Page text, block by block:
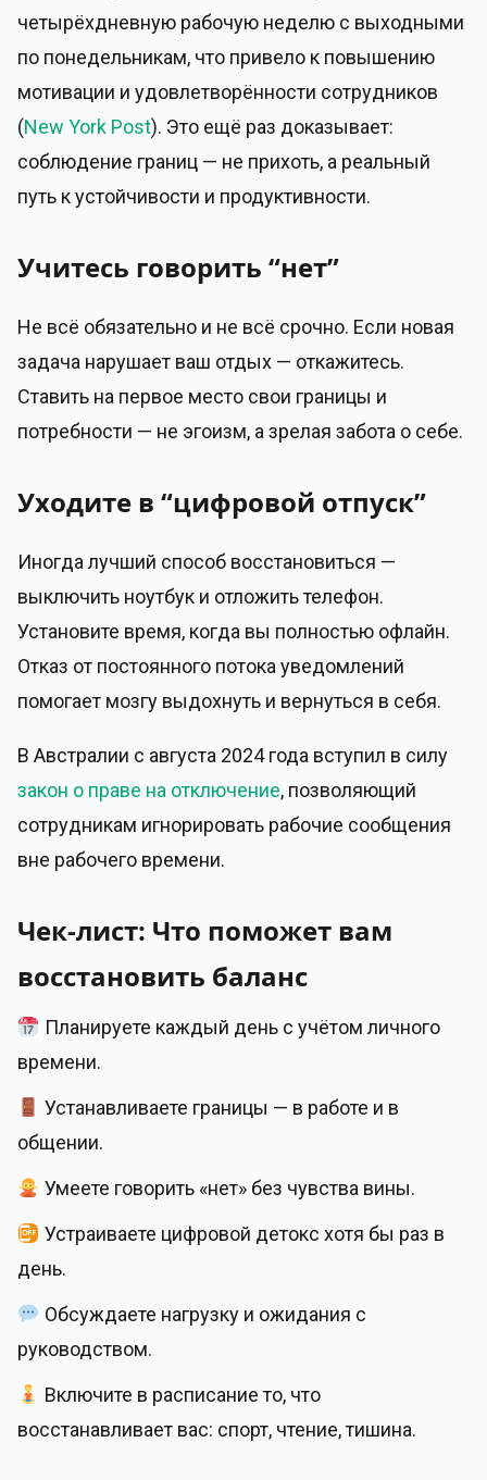
четырёхдневную рабочую неделю с выходными
по понедельникам, что привело к повышению
мотивации и удовлетворённости сотрудников
(New York Post). Это ещё раз доказывает:
соблюдение границ — не прихоть, а реальный
путь к устойчивости и продуктивности.
Учитесь говорить “нет”
Не всё обязательно и не всё срочно. Если новая
задача нарушает ваш отдых — откажитесь.
Ставить на первое место свои границы и
потребности — не эгоизм, а зрелая забота о себе.
Уходите в “цифровой отпуск”
Иногда лучший способ восстановиться —
выключить ноутбук и отложить телефон.
Установите время, когда вы полностью офлайн.
Отказ от постоянного потока уведомлений
помогает мозгу выдохнуть и вернуться в себя.
В Австралии с августа 2024 года вступил в силу
закон о праве на отключение, позволяющий
сотрудникам игнорировать рабочие сообщения
вне рабочего времени.
Чек-лист: Что поможет вам
восстановить баланс
Планируете каждый день с учётом личного
времени.
Устанавливаете границы — в работе и в
общении.
Умеете говорить «нет» без чувства вины.
Устраиваете цифровой детокс хотя бы раз в
день.
Обсуждаете нагрузку и ожидания с
руководством.
Включите в расписание то, что
восстанавливает вас: спорт, чтение, тишина.